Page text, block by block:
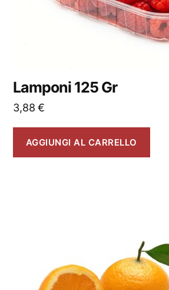
Lamponi 125 Gr
3,88€
AGGIUNGI AL CARRELLO